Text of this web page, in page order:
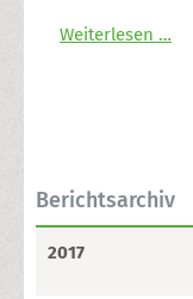
Weiterlesen …
Berichtsarchiv
2017